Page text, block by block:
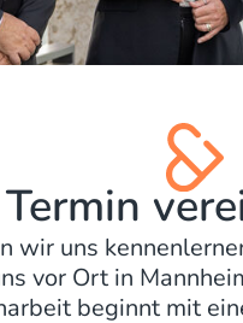
Termin
wir uns
vor Ort in
beginnt mit